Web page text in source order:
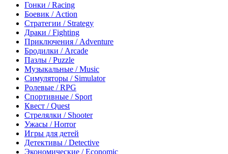
Гонки / Racing
Боевик / Action
Стратегии / Strategy
Драки / Fighting
Приключения / Adventure
Бродилки / Arcade
Пазлы / Puzzle
Музыкальные / Music
Симуляторы / Simulator
Ролевые / RPG
Спортивные / Sport
Квест / Quest
Стрелялки / Shooter
Ужасы / Horror
Игры для детей
Детективы / Detective
Экономические / Economic